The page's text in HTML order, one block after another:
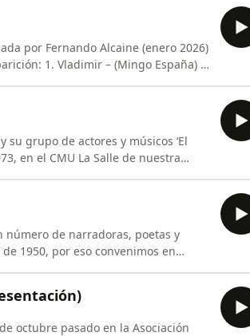
en el CMU La Salle de nuestra
número de narradoras, poetas y
1950, por eso convenimos en
octubre pasado en la Asociación